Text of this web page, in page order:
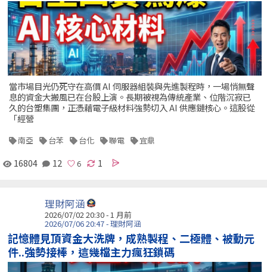
當市場目光仍死守在高價 AI 伺服器組裝與先進製程時，一場悄無聲
息的資金大搬風已在台股上演。長期被視為傳統產業、位階沉寂已
久的台塑集團，正憑藉電子級材料強勢切入 AI 供應鏈核心。這股從
「經營
南亞 台苯 台化 聯電 宜鼎
16804 12 1
理財阿涵
2026/07/02 20:30 - 1 月前
2026/07/06 20:47 - 理財阿涵
記憶體見頂資金大洗牌，成熟製程、二極體、被動元
件..強勢接棒，這幾檔主力瘋狂鎖碼